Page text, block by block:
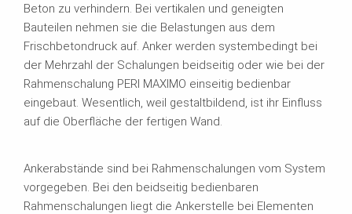
Beton zu verhindern. Bei vertikalen und geneigten
Bauteilen nehmen sie die Belastungen aus dem
Frischbetondruck auf. Anker werden systembedingt bei
der Mehrzahl der Schalungen beidseitig oder wie bei der
Rahmenschalung PERI MAXIMO einseitig bedienbar
eingebaut. Wesentlich, weil gestaltbildend, ist ihr Einfluss
auf die Oberfläche der fertigen Wand.
Ankerabstände sind bei Rahmenschalungen vom System
vorgegeben. Bei den beidseitig bedienbaren
Rahmenschalungen liegt die Ankerstelle bei Elementen